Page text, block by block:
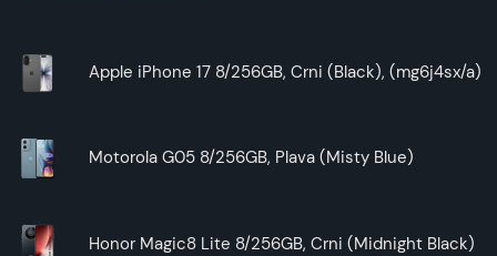
Apple iPhone 17 8/256GB, Crni (Black), (mg6j4sx/a)
Motorola G05 8/256GB, Plava (Misty Blue)
Honor Magic8 Lite 8/256GB, Crni (Midnight Black)